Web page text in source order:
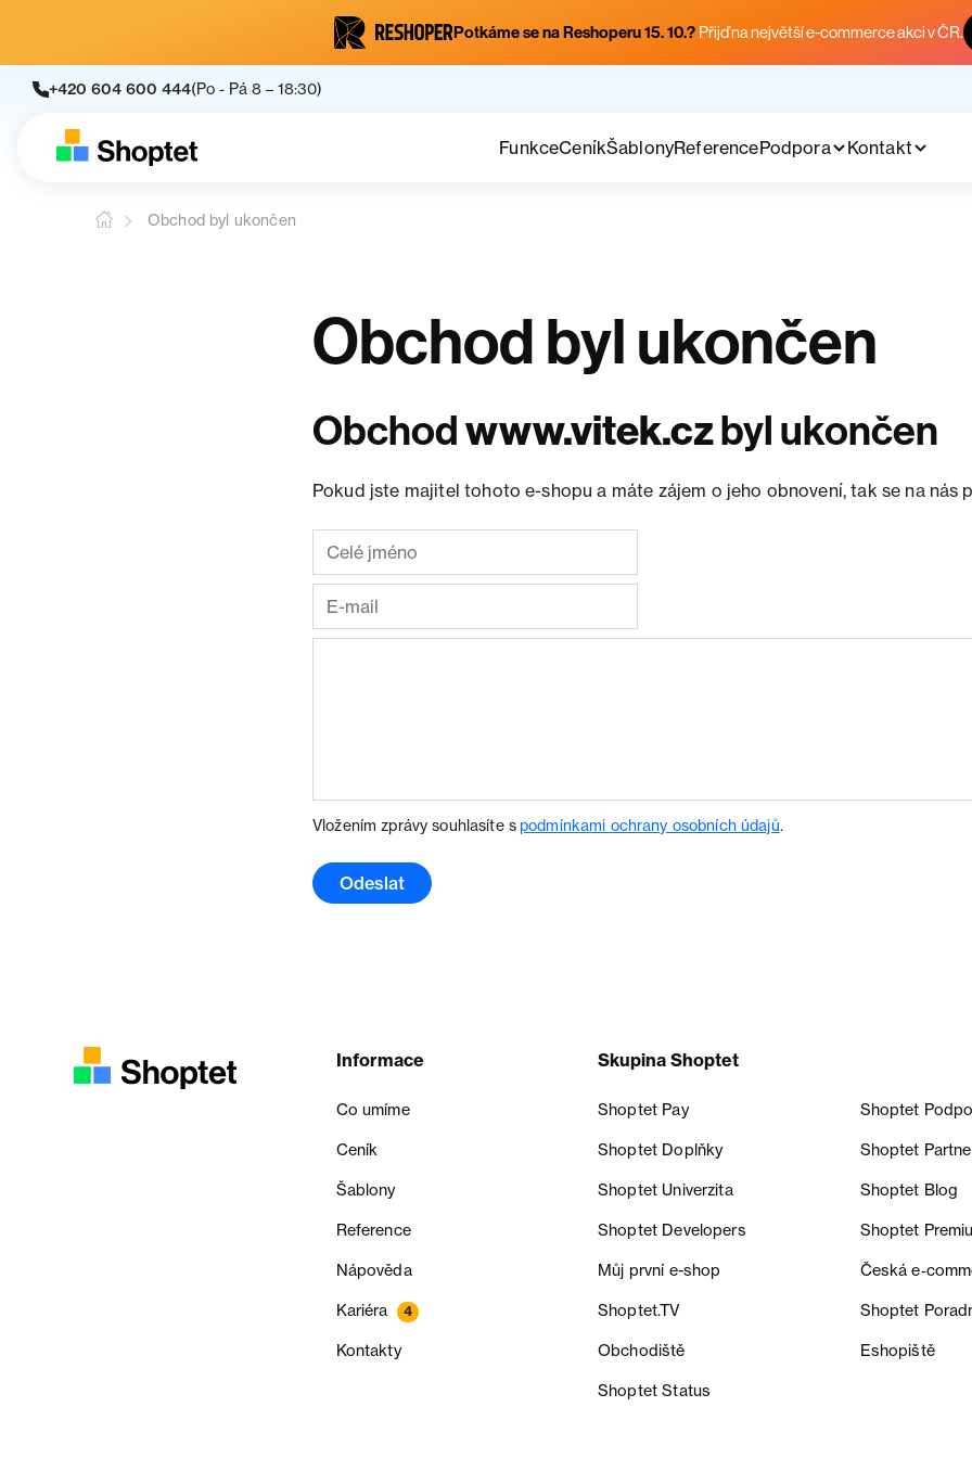
Potkáme se na Reshoperu 15. 10.? Přijď na největší e-commerce akci v ČR.
+420 604 600 444(Po - Pá 8 – 18:30)
FunkceCeníkŠablonyReferencePodpora Kontakt
Obchod byl ukončen
Obchod byl ukončen
Obchodwww.vitek.czbyl ukončen
Pokud jste majitel tohoto e-shopu a máte zájem o jeho obnovení, tak se na nás
Vložením zprávy souhlasíte spodmínkami ochrany osobních údajů.
Odeslat
Informace
Co umíme
Ceník
Šablony
Reference
Nápověda
Kariéra 4
Kontakty
Skupina Shoptet
Shoptet Pay Shoptet
Shoptet Doplňky Shoptet
Shoptet Univerzita Shoptet Blog
Shoptet Developers Shoptet
Můj první e-shop Česká
Shoptet.TV Shoptet
Obchodiště Eshopiště
Shoptet Status